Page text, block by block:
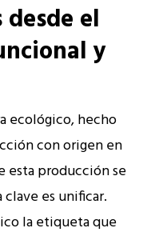
el
y
ecológico, hecho
con origen en
esta producción se
es unificar.
la etiqueta que